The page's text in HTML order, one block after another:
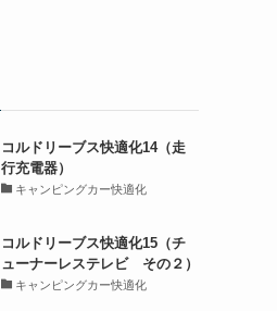
コルドリーブス快適化14（走
行充電器）
キャンピングカー快適化
コルドリーブス快適化15（チ
ューナーレステレビ その２）
キャンピングカー快適化